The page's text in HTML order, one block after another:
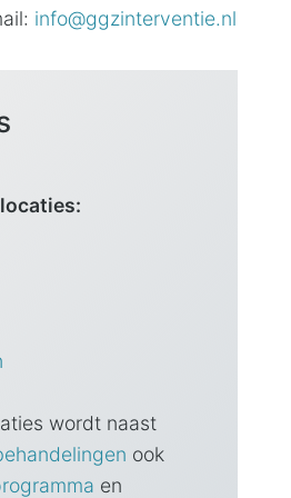
info@ggzinterventie.nl
wordt naast
ook
en